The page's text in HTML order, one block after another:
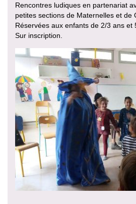
Rencontres ludiques en partenariat
petites sections de Maternelles et de
Réservées aux enfants de 2/3 ans et
Sur inscription.